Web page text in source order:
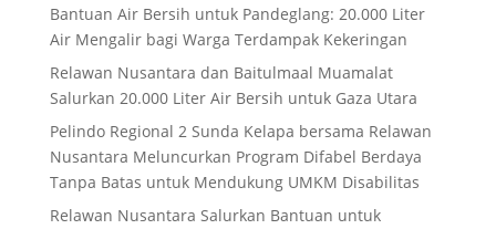
Bantuan Air Bersih untuk Pandeglang: 20.000 Liter
Air Mengalir bagi Warga Terdampak Kekeringan
Relawan Nusantara dan Baitulmaal Muamalat
Salurkan 20.000 Liter Air Bersih untuk Gaza Utara
Pelindo Regional 2 Sunda Kelapa bersama Relawan
Nusantara Meluncurkan Program Difabel Berdaya
Tanpa Batas untuk Mendukung UMKM Disabilitas
Relawan Nusantara Salurkan Bantuan untuk